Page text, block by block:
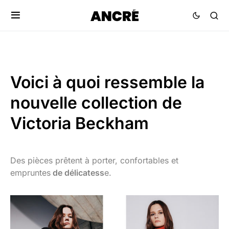
Voici à quoi ressemble la
nouvelle collection de
Victoria Beckham
Des pièces prêtent à porter, confortables et
empruntes de délicatesse.